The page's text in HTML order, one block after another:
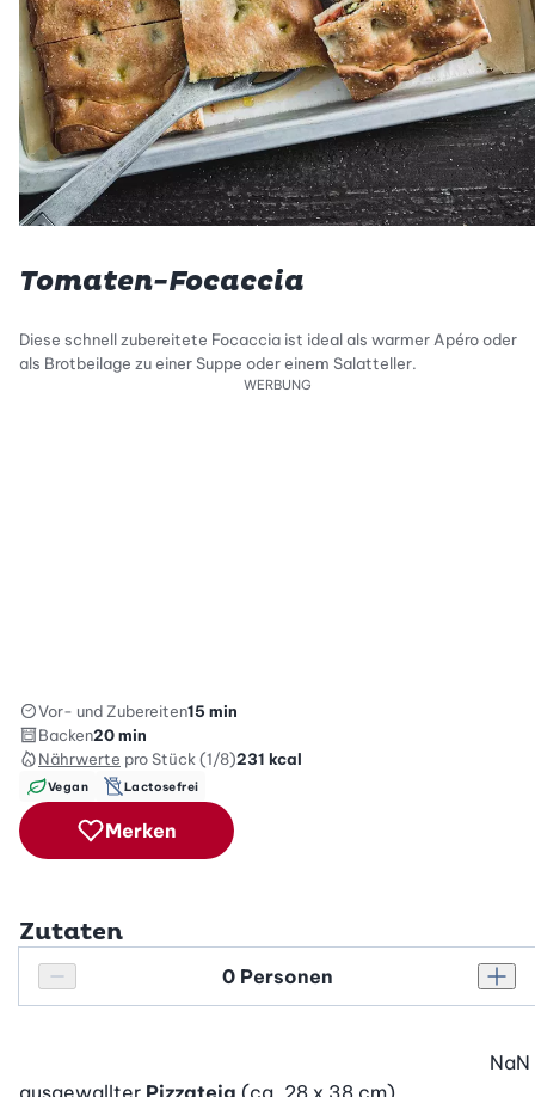
Tomaten-Focaccia
Diese schnell zubereitete Focaccia ist ideal als warmer Apéro oder
als Brotbeilage zu einer Suppe oder einem Salatteller.
WERBUNG
Vor- und Zubereiten15 min
Backen20 min
Nährwerte pro Stück (1/8)231 kcal
Vegan Lactosefrei
Merken
Zutaten
Personenanzahl verringern
Personenanzahl
NaN